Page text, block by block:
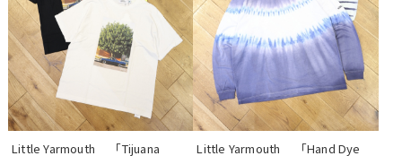
Little Yarmouth　 「Tijuana
Little Yarmouth　 「Hand Dye